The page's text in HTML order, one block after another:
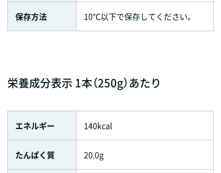
保存方法 10℃以下で保存してください。
栄養成分表示 1本（250g）あたり
エネルギー 140kcal
たんぱく質 20.0g